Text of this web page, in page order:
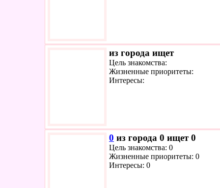
из города ищет
Цель знакомства:
Жизненные приоритеты:
Интересы:
0 из города 0 ищет 0
Цель знакомства: 0
Жизненные приоритеты: 0
Интересы: 0